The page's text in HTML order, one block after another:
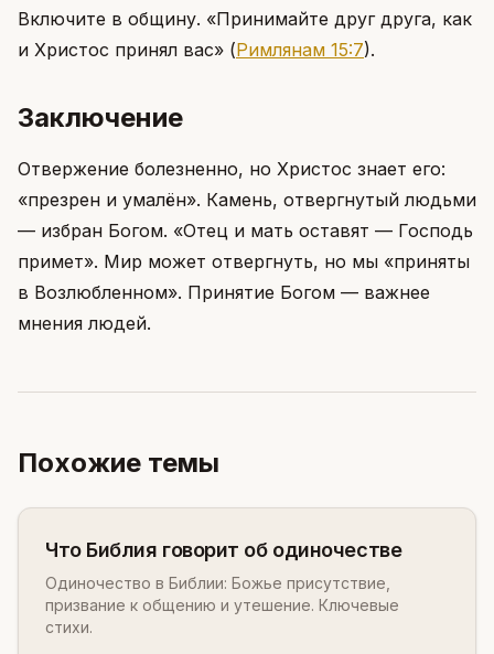
Включите в общину. «Принимайте друг друга, как
и Христос принял вас» (Римлянам 15:7).
Заключение
Отвержение болезненно, но Христос знает его:
«презрен и умалён». Камень, отвергнутый людьми
— избран Богом. «Отец и мать оставят — Господь
примет». Мир может отвергнуть, но мы «приняты
в Возлюбленном». Принятие Богом — важнее
мнения людей.
Похожие темы
Что Библия говорит об одиночестве
Одиночество в Библии: Божье присутствие,
призвание к общению и утешение. Ключевые
стихи.